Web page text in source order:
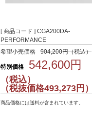
[ 商品コード ] CGA200DA-
PERFORMANCE
希望小売価格
904,200円（税込）
特別価格 542,600円
（税込）
（税抜価格493,273円
商品価格には送料が含まれています。